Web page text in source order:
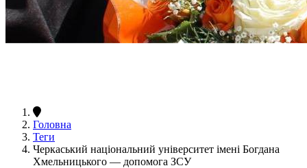
Головна
Теги
Черкаський національний університет імені Богдана
Хмельницького — допомога ЗСУ